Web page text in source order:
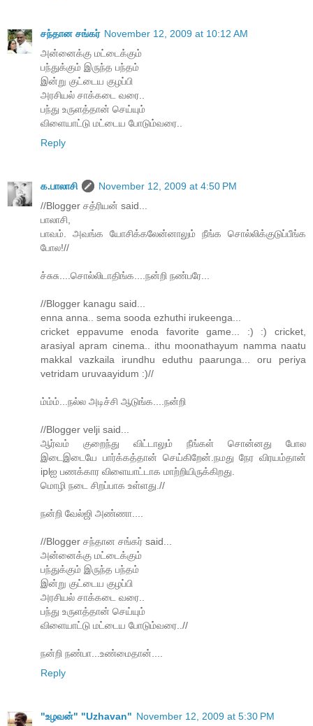
சந்தான சங்கர் November 12, 2009 at 10:12 AM
அன்னைக்கு மட்டைக்கும்
பந்துக்கும் இருந்த பந்தம்
இன்று குட்டைய குழப்பி
அரசியல் சாக்கடை வரை..
பந்து உருளத்தான் செய்யும்
விளையாட்டு மட்டைய போடும்வரை..
Reply
க.பாலாசி
November 12, 2009 at 4:50 PM
//Blogger சத்ரியன் said...
பாலாசி,
பாவம். அவங்க யோசிக்கலேன்னாலும் நீங்க சொல்லிக்குடுப்பீங்க
போல!//
ச்சுசு....சொல்லிடாதிங்க....நன்றி நண்பரே...
//Blogger kanagu said...
enna anna.. sema sooda ezhuthi irukeenga...
cricket eppavume enoda favorite game... :) :) cricket,
arasiyal apram cinema.. ithu moonathayum namma naatu
makkal vazkaila irundhu eduthu paarunga... oru periya
vetridam uruvaayidum :)//
ம்ம்ம்...நல்ல அடிச்சி ஆடுங்க....நன்றி
//Blogger velji said...
ஆர்வம் குறைந்து விட்டாலும் நீங்கள் சொன்னது போல
இடைஇடையே பார்க்கத்தான் செய்கிறேன்.நமது நேர விரயம்தான்
iplஐ பணக்கார விளையாட்டாக மாற்றியிருக்கிறது.
மொழி நடை சிறப்பாக உள்ளது.//
நன்றி வேல்ஜி அண்ணா....
//Blogger சந்தான சங்கர் said...
அன்னைக்கு மட்டைக்கும்
பந்துக்கும் இருந்த பந்தம்
இன்று குட்டைய குழப்பி
அரசியல் சாக்கடை வரை..
பந்து உருளத்தான் செய்யும்
விளையாட்டு மட்டைய போடும்வரை..//
நன்றி நண்பா...உண்மைதான்....
Reply
"உழவன்" "Uzhavan" November 12, 2009 at 5:30 PM